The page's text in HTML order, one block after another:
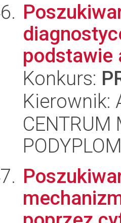
podstawie
Konkurs:
Kierownik:
CENTRUM